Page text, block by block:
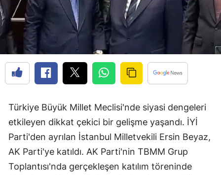
Türkiye Büyük Millet Meclisi'nde siyasi dengeleri
etkileyen dikkat çekici bir gelişme yaşandı. İYİ
Parti'den ayrılan İstanbul Milletvekili Ersin Beyaz,
AK Parti'ye katıldı. AK Parti'nin TBMM Grup
Toplantısı'nda gerçekleşen katılım töreninde